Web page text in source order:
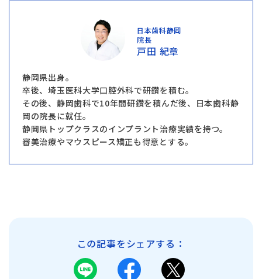
日本歯科静岡
院長
戸田 紀章
静岡県出身。
卒後、埼玉医科大学口腔外科で研鑽を積む。
その後、静岡歯科で10年間研鑽を積んだ後、日本歯科静
岡の院長に就任。
静岡県トップクラスのインプラント治療実績を持つ。
審美治療やマウスピース矯正も得意とする。
この記事をシェアする：